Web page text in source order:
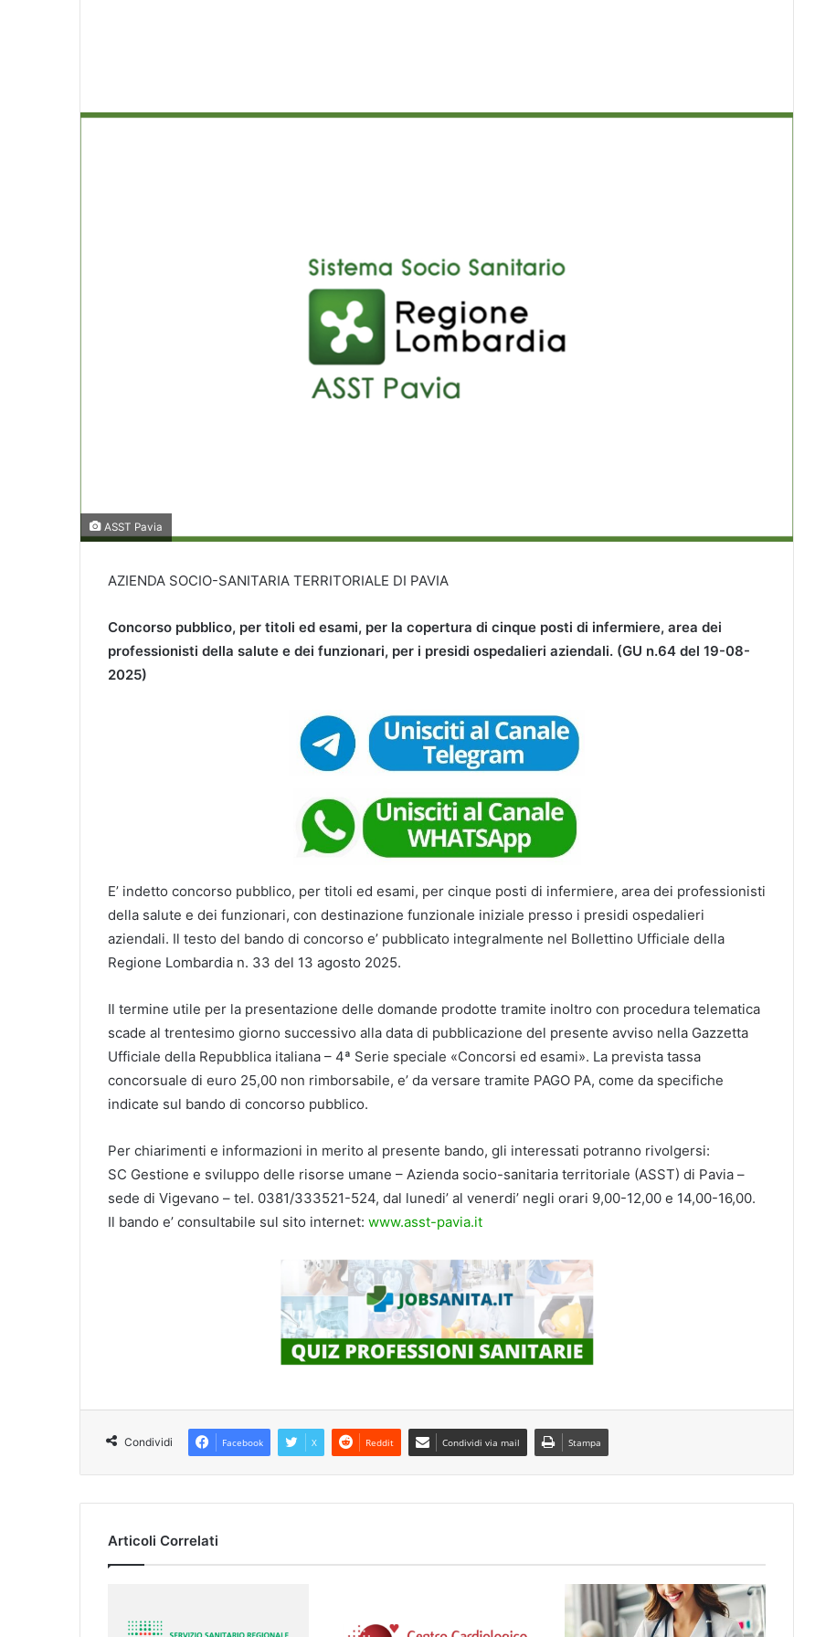
ASST Pavia
AZIENDA SOCIO-SANITARIA TERRITORIALE DI PAVIA
Concorso pubblico, per titoli ed esami, per la copertura di cinque posti di infermiere, area dei
professionisti della salute e dei funzionari, per i presidi ospedalieri aziendali. (GU n.64 del 19-08-
2025)
E’ indetto concorso pubblico, per titoli ed esami, per cinque posti di infermiere, area dei professionisti
della salute e dei funzionari, con destinazione funzionale iniziale presso i presidi ospedalieri
aziendali. Il testo del bando di concorso e’ pubblicato integralmente nel Bollettino Ufficiale della
Regione Lombardia n. 33 del 13 agosto 2025.
Il termine utile per la presentazione delle domande prodotte tramite inoltro con procedura telematica
scade al trentesimo giorno successivo alla data di pubblicazione del presente avviso nella Gazzetta
Ufficiale della Repubblica italiana – 4ª Serie speciale «Concorsi ed esami». La prevista tassa
concorsuale di euro 25,00 non rimborsabile, e’ da versare tramite PAGO PA, come da specifiche
indicate sul bando di concorso pubblico.
Per chiarimenti e informazioni in merito al presente bando, gli interessati potranno rivolgersi:
SC Gestione e sviluppo delle risorse umane – Azienda socio-sanitaria territoriale (ASST) di Pavia –
sede di Vigevano – tel. 0381/333521-524, dal lunedi’ al venerdi’ negli orari 9,00-12,00 e 14,00-16,00.
Il bando e’ consultabile sul sito internet: www.asst-pavia.it
Condividi Facebook X Reddit Condividi via mail Stampa
Articoli Correlati